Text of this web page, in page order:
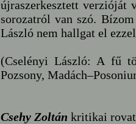
újraszerkesztett verzióját
sorozatról van szó.
László nem hallgat el
(Cselényi László: A fű
Pozsony,
Csehy Zoltán kritikai